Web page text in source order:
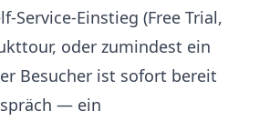
Service-Einstieg (Free Trial,
oder zumindest ein
Besucher ist sofort bereit
— ein